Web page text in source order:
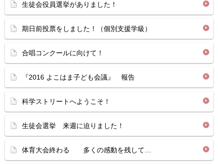
生徒会役員選挙がありました！
期日前投票をしました！（個別支援学級）
合唱コンクールに向けて！
『2016 よこはま子ども会議』 報告
科学ストリートへようこそ！
生徒会選挙 来週に迫りました！
体育大会終わる 多くの感動を残して…